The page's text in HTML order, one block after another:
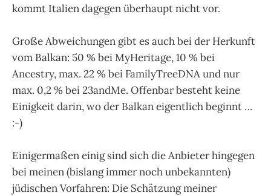
kommt Italien dagegen überhaupt nicht vor.
Große Abweichungen gibt es auch bei der Herkunft
vom Balkan: 50 % bei MyHeritage, 10 % bei
Ancestry, max. 22 % bei FamilyTreeDNA und nur
max. 0,2 % bei 23andMe. Offenbar besteht keine
Einigkeit darin, wo der Balkan eigentlich beginnt …
:-)
Einigermaßen einig sind sich die Anbieter hingegen
bei meinen (bislang immer noch unbekannten)
jüdischen Vorfahren: Die Schätzung meiner